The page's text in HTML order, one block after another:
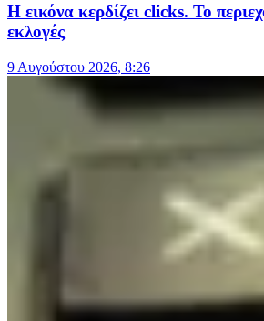
Η εικόνα κερδίζει clicks. Το
εκλογές
9 Αυγούστου 2026, 8:26